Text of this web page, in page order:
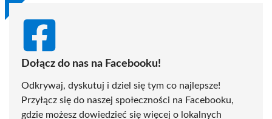
Dołącz do nas na Facebooku!
Odkrywaj, dyskutuj i dziel się tym co najlepsze!
Przyłącz się do naszej społeczności na Facebooku,
gdzie możesz dowiedzieć się więcej o lokalnych